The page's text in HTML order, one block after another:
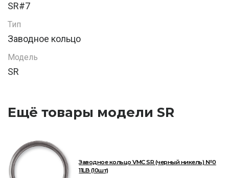
SR#7
Тип
Заводное кольцо
Модель
SR
Ещё товары модели SR
Заводное кольцо VMC SR (черный никель) №0
11LB (10шт)